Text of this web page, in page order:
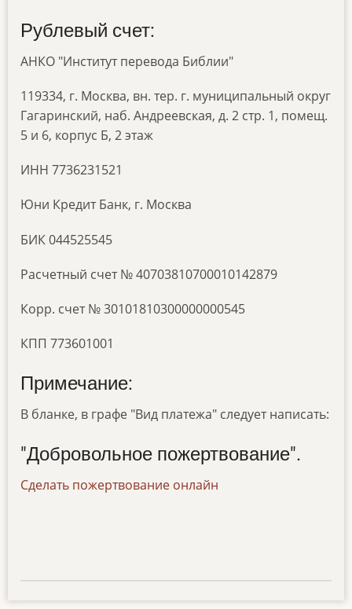
Рублевый счет:
АНКО "Институт перевода Библии"
119334, г. Москва, вн. тер. г. муниципальный округ
Гагаринский, наб. Андреевская, д. 2 стр. 1, помещ.
5 и 6, корпус Б, 2 этаж
ИНН 7736231521
Юни Кредит Банк, г. Москва
БИК 044525545
Расчетный счет № 40703810700010142879
Корр. счет № 30101810300000000545
КПП 773601001
Примечание:
В бланке, в графе "Вид платежа" следует написать:
"Добровольное пожертвование".
Сделать пожертвование онлайн